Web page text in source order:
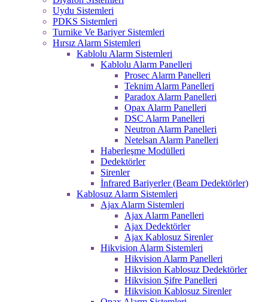
Uydu Sistemleri
PDKS Sistemleri
Turnike Ve Bariyer Sistemleri
Hırsız Alarm Sistemleri
Kablolu Alarm Sistemleri
Kablolu Alarm Panelleri
Prosec Alarm Panelleri
Teknim Alarm Panelleri
Paradox Alarm Panelleri
Opax Alarm Panelleri
DSC Alarm Panelleri
Neutron Alarm Panelleri
Netelsan Alarm Panelleri
Haberleşme Modülleri
Dedektörler
Sirenler
İnfrared Bariyerler (Beam Dedektörler)
Kablosuz Alarm Sistemleri
Ajax Alarm Sistemleri
Ajax Alarm Panelleri
Ajax Dedektörler
Ajax Kablosuz Sirenler
Hikvision Alarm Sistemleri
Hikvision Alarm Panelleri
Hikvision Kablosuz Dedektörler
Hikvision Şifre Panelleri
Hikvision Kablosuz Sirenler